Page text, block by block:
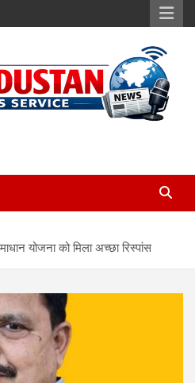
Service
योजना को मिला अच्छा रिस्पांस